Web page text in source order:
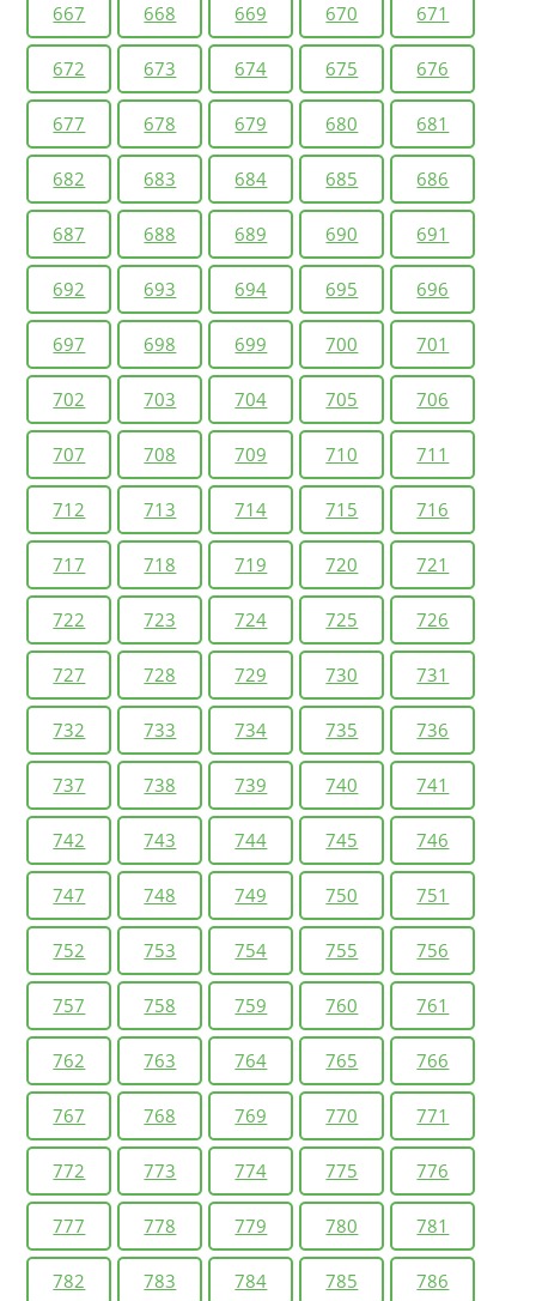
667 668 669 670 671
672 673 674 675 676
677 678 679 680 681
682 683 684 685 686
687 688 689 690 691
692 693 694 695 696
697 698 699 700 701
702 703 704 705 706
707 708 709 710 711
712 713 714 715 716
717 718 719 720 721
722 723 724 725 726
727 728 729 730 731
732 733 734 735 736
737 738 739 740 741
742 743 744 745 746
747 748 749 750 751
752 753 754 755 756
757 758 759 760 761
762 763 764 765 766
767 768 769 770 771
772 773 774 775 776
777 778 779 780 781
782 783 784 785 786